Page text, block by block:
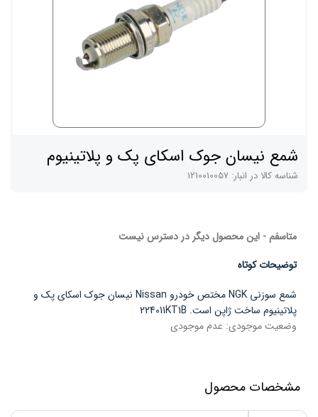
شمع نیسان جوک اسکای پک و پلاتینیوم
شناسه کالا در انبار: 1210010057
متاسفم - این محصول دیگر در دسترس نیست
توضیحات کوتاه
شمع سوزنی NGK مختص خودرو Nissan نیسان جوک اسکای پک و
پلاتینیوم ساخت ژاپن است. 224011KT1B
وضعیت موجودی: عدم موجودی
مشخصات محصول